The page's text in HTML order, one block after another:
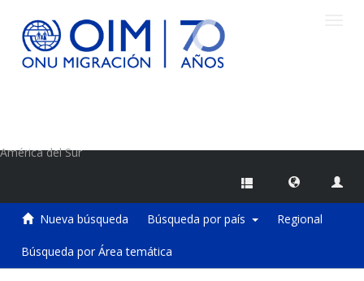
América del Sur
Nueva búsqueda Búsqueda por país Regional
Búsqueda por Área temática